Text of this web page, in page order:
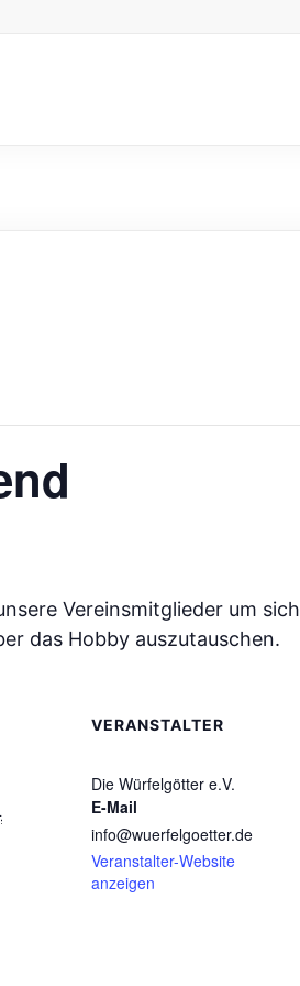
Vereinsmitglieder um
das Hobby auszutauschen.
VERANSTALTER
Die Würfelgötter e.V.
E-Mail
info@wuerfelgoetter.de
Veranstalter-Website
anzeigen